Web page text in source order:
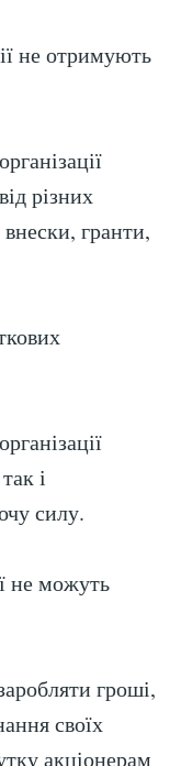
не отримують
різних
гранти,
і
силу.
не можуть
гроші,
своїх
акціонерам